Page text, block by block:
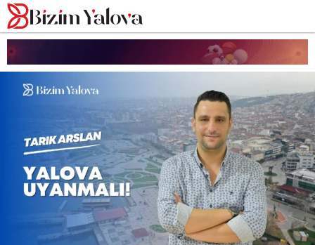
romabet
romabet
romabet
deneme
bonusu
veren
siteler